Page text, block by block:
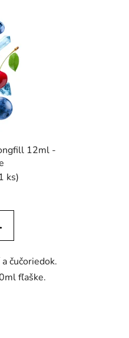
12ml -
ks)
čučoriedok.
fľaške.